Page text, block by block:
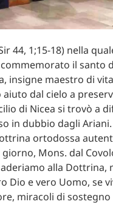
44, 1;15-18) nella
il santo
insigne maestro di
aiuto dal cielo a
di Nicea si trovò a
in dubbio dagli
ortodossa
Mons. dal
alla Dottrina,
Dio e vero Uomo, se
miracoli di